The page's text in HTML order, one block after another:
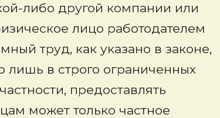
либо другой компании или
лицо работодателем
труд, как указано в законе,
лишь в строго ограниченных
предоставлять
может только частное